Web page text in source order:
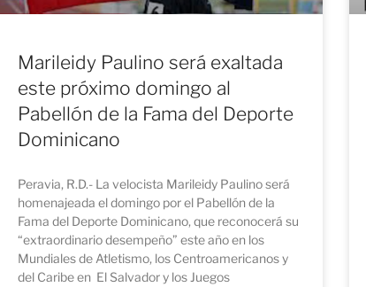
Marileidy Paulino será exaltada
este próximo domingo al
Pabellón de la Fama del Deporte
Dominicano
Peravia, R.D.- La velocista Marileidy Paulino será
homenajeada el domingo por el Pabellón de la
Fama del Deporte Dominicano, que reconocerá su
“extraordinario desempeño” este año en los
Mundiales de Atletismo, los Centroamericanos y
del Caribe en El Salvador y los Juegos